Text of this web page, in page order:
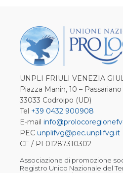
UNPLI FRIULI VENEZIA
Piazza Manin, 10 – Passariano
33033 Codroipo (UD)
Tel +39 0432 900908
E-mail
PEC unplifvg@pec.unplifvg.it
CF / PI 01287310302
Associazione di promozione
Registro Unico Nazionale del